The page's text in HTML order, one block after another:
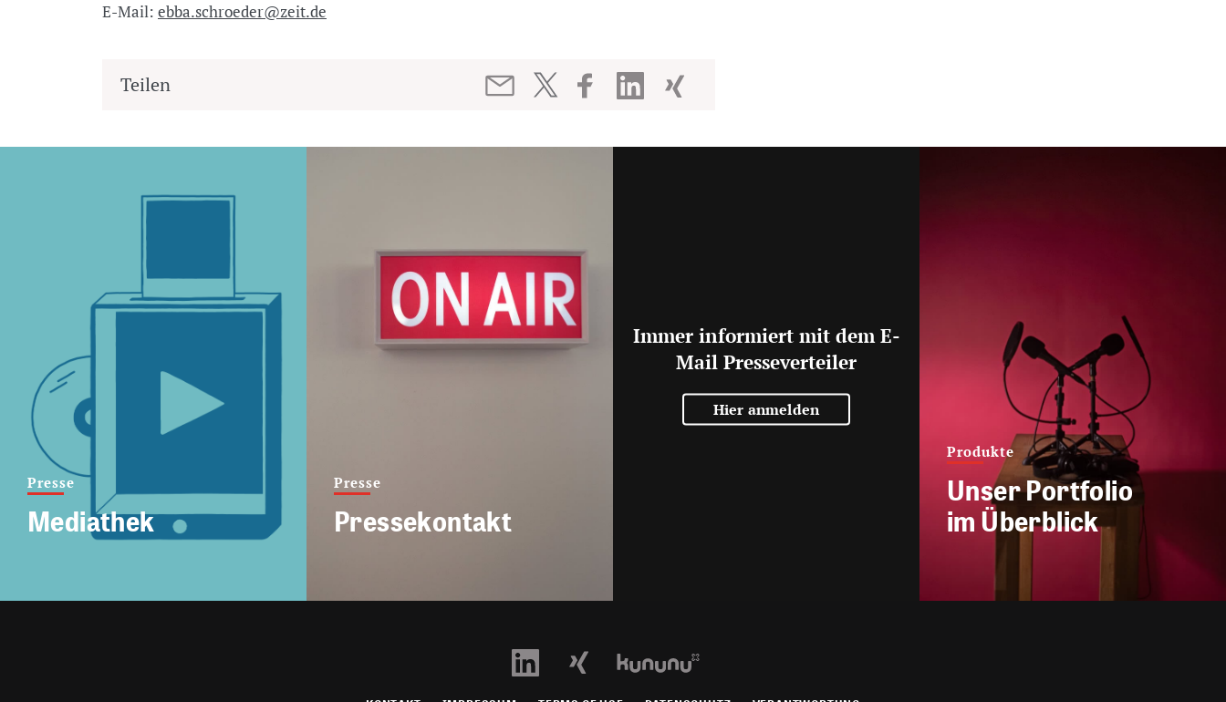
E-Mail: ebba.schroeder@zeit.de
Teilen
Presse
Mediathek
Presse
Pressekontakt
Immer informiert mit dem E-
Mail Presseverteiler
Hier anmelden
Produkte
Unser Portfolio
im Überblick